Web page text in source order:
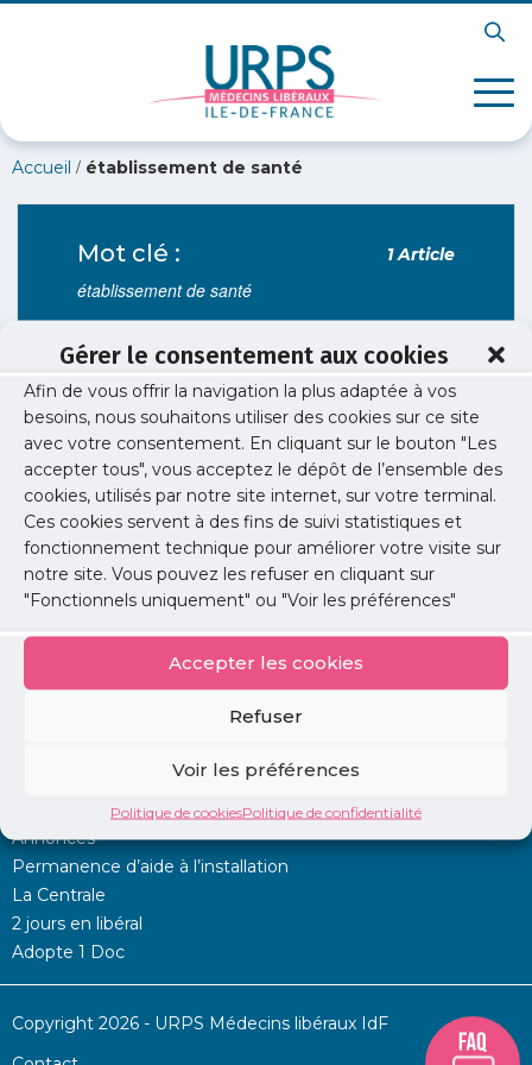
Gérer le consentement aux cookies
Afin de vous offrir la navigation la plus adaptée à vos
besoins, nous souhaitons utiliser des cookies sur ce site
avec votre consentement. En cliquant sur le bouton "Les
accepter tous", vous acceptez le dépôt de l’ensemble des
cookies, utilisés par notre site internet, sur votre terminal.
Ces cookies servent à des fins de suivi statistiques et
fonctionnement technique pour améliorer votre visite sur
notre site. Vous pouvez les refuser en cliquant sur
"Fonctionnels uniquement" ou "Voir les préférences"
Accepter les cookies
Refuser
Voir les préférences
Politique de cookiesPolitique de confidentialité
Accueil / établissement de santé
Mot clé : 1 Article
établissement de santé
Guides professionnels/ Publications
Guide – Contrat entre médecin libéral et
établissement privé
Recommandations et pièges à éviter. Par l'Ordre
et l'URPS médecins libéraux Ile-de-France.
Lire l'article
Annonces
Permanence d’aide à l’installation
La Centrale
2 jours en libéral
Adopte 1 Doc
Copyright 2026 - URPS Médecins libéraux IdF